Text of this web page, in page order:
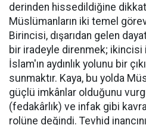
derinden hissedildiğine
Müslümanların iki temel
Birincisi, dışarıdan gelen
bir iradeyle direnmek; ikincisi
İslam'ın aydınlık yolunu bir
sunmaktır. Kaya, bu yolda
güçlü imkânlar olduğunu
(fedakârlık) ve infak gibi
rolüne değindi. Tevhid